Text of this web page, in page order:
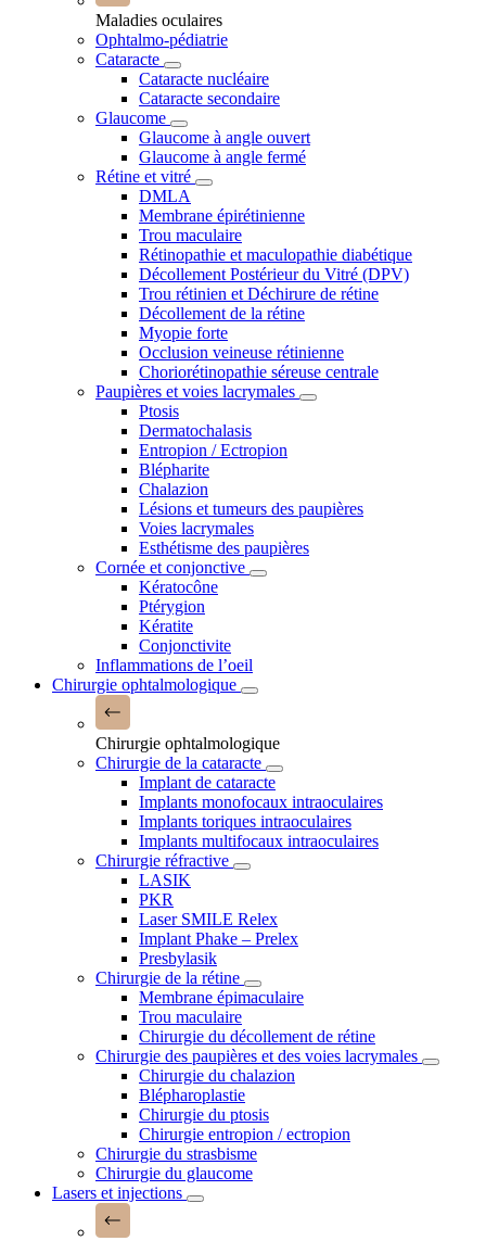
Maladies oculaires
Ophtalmo-pédiatrie
Cataracte
Cataracte nucléaire
Cataracte secondaire
Glaucome
Glaucome à angle ouvert
Glaucome à angle fermé
Rétine et vitré
DMLA
Membrane épirétinienne
Trou maculaire
Rétinopathie et maculopathie diabétique
Décollement Postérieur du Vitré (DPV)
Trou rétinien et Déchirure de rétine
Décollement de la rétine
Myopie forte
Occlusion veineuse rétinienne
Choriorétinopathie séreuse centrale
Paupières et voies lacrymales
Ptosis
Dermatochalasis
Entropion / Ectropion
Blépharite
Chalazion
Lésions et tumeurs des paupières
Voies lacrymales
Esthétisme des paupières
Cornée et conjonctive
Kératocône
Ptérygion
Kératite
Conjonctivite
Inflammations de l’oeil
Chirurgie ophtalmologique
Chirurgie ophtalmologique
Chirurgie de la cataracte
Implant de cataracte
Implants monofocaux intraoculaires
Implants toriques intraoculaires
Implants multifocaux intraoculaires
Chirurgie réfractive
LASIK
PKR
Laser SMILE Relex
Implant Phake – Prelex
Presbylasik
Chirurgie de la rétine
Membrane épimaculaire
Trou maculaire
Chirurgie du décollement de rétine
Chirurgie des paupières et des voies lacrymales
Chirurgie du chalazion
Blépharoplastie
Chirurgie du ptosis
Chirurgie entropion / ectropion
Chirurgie du strasbisme
Chirurgie du glaucome
Lasers et injections